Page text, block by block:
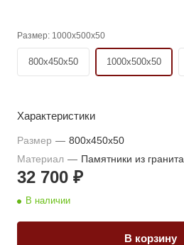
Размер: 1000x500x50
800x450x50 1000x500x50
Характеристики
Размер — 800x450x50
Материал — Памятники из гранита
32 700 ₽
В наличии
В корзину